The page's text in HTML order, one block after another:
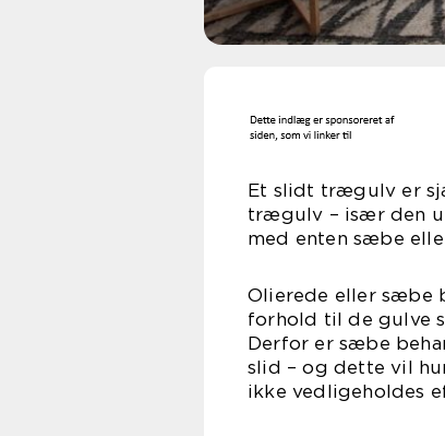
Et slidt trægulv er
trægulv – især den
med enten sæbe
Olierede eller sæbe
forhold til de gulve
Derfor er sæbe
slid – og dette vil
ikke vedligeholdes